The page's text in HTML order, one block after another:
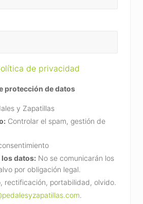
de privacidad
protección de datos
y Zapatillas
Controlar el spam, gestión de
datos: No se comunicarán los
por obligación legal.
rectificación, portabilidad, olvido.
.